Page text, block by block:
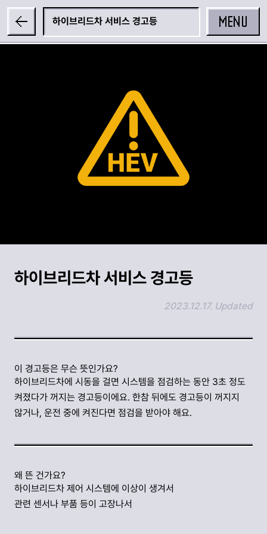
MENU
하이브리드차 서비스 경고등
하이브리드차 서비스 경고등
2023.12.17. Updated
이 경고등은 무슨 뜻인가요?
하이브리드차에 시동을 걸면 시스템을 점검하는 동안 3초 정도
켜졌다가 꺼지는 경고등이에요. 한참 뒤에도 경고등이 꺼지지
않거나, 운전 중에 켜진다면 점검을 받아야 해요.
왜 뜬 건가요?
하이브리드차 제어 시스템에 이상이 생겨서
관련 센서나 부품 등이 고장나서
링크 복사하기